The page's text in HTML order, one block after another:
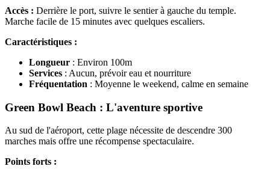
Accès : Derrière le port, suivre le sentier à gauche du temple.
Marche facile de 15 minutes avec quelques escaliers.
Caractéristiques :
Longueur : Environ 100m
Services : Aucun, prévoir eau et nourriture
Fréquentation : Moyenne le weekend, calme en semaine
Green Bowl Beach : L'aventure sportive
Au sud de l'aéroport, cette plage nécessite de descendre 300
marches mais offre une récompense spectaculaire.
Points forts :